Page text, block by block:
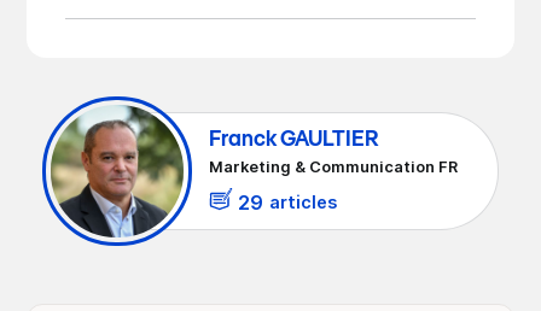
véhicules
exigences
Franck GAULTIER
Marketing & Communication FR
29 articles